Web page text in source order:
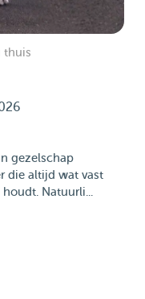
thuis
gezelschap
die altijd wat vast
Natuurli...